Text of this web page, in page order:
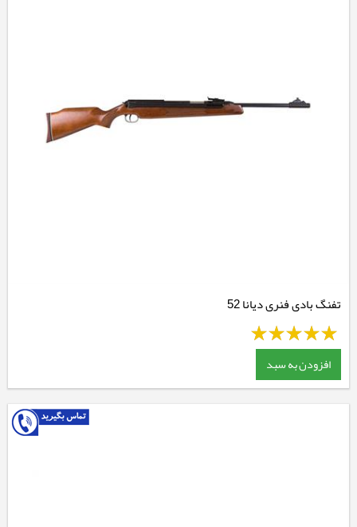
تفنگ بادی فنری دیانا 52
افزودن به سبد